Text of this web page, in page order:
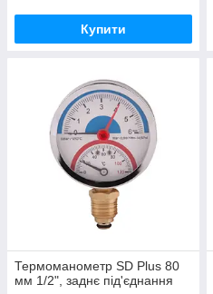
Купити
Термоманометр SD Plus 80
мм 1/2", заднє під'єднання